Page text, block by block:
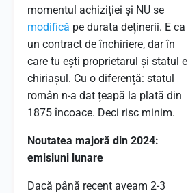
momentul achiziției și NU se
modifică pe durata deținerii. E ca
un contract de închiriere, dar în
care tu ești proprietarul și statul e
chiriașul. Cu o diferență: statul
român n-a dat țeapă la plată din
1875 încoace. Deci risc minim.
Noutatea majoră din 2024:
emisiuni lunare
Dacă până recent aveam 2-3